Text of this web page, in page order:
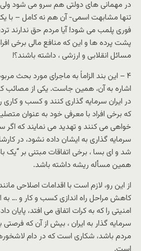
در مهمانی های دولتی هم سرو می شود
تنها مشابهت اسمی- آن هم نه کامل – با
فوری پلمب می شود! آیا مردم حق ندارند
پشت پرده ها و این که منافع مالی برخی
مسائل انقلابی و ارزشی ، داشته باشند؟!
۴ – این بند الزاماً به ماجرای مورد بحث
اشاره به آن، همین جاست. یکی از مصائب
در ایران سرمایه گذاری کنند و کسب و کاری
که برخی افراد با معرفی خود به عنوان
خواهی می کنند و تهدید می نمایند که اگر
سرمایه گذاری به ایشان داده نشود، در
شد و ای بسا ، برخی اتفاقات مبتنی بر “یک
همین مسأله ریشه داشته باشد.
از این رو، لازم است با اقدامات اصلاحی
کاهش مراحل راه اندازی کسب و کار و … به
امنیتی را که به کرات اتفاق می افتد، پایان
سرمایه گذار به ایران ، بیش از آن که فرصتی
مردم باشد، شکاری است که در دام